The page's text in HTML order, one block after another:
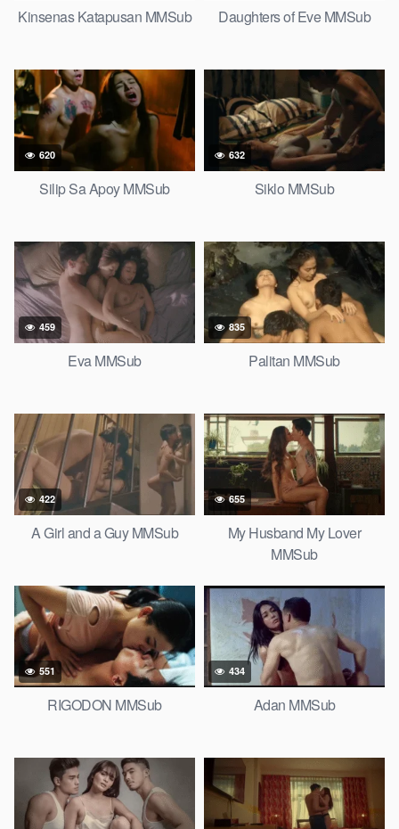
Kinsenas Katapusan MMSub Daughters of Eve MMSub
620
Silip Sa Apoy MMSub
632
Siklo MMSub
459
Eva MMSub
835
Palitan MMSub
422
A Girl and a Guy MMSub
655
My Husband My Lover
MMSub
551
RIGODON MMSub
434
Adan MMSub